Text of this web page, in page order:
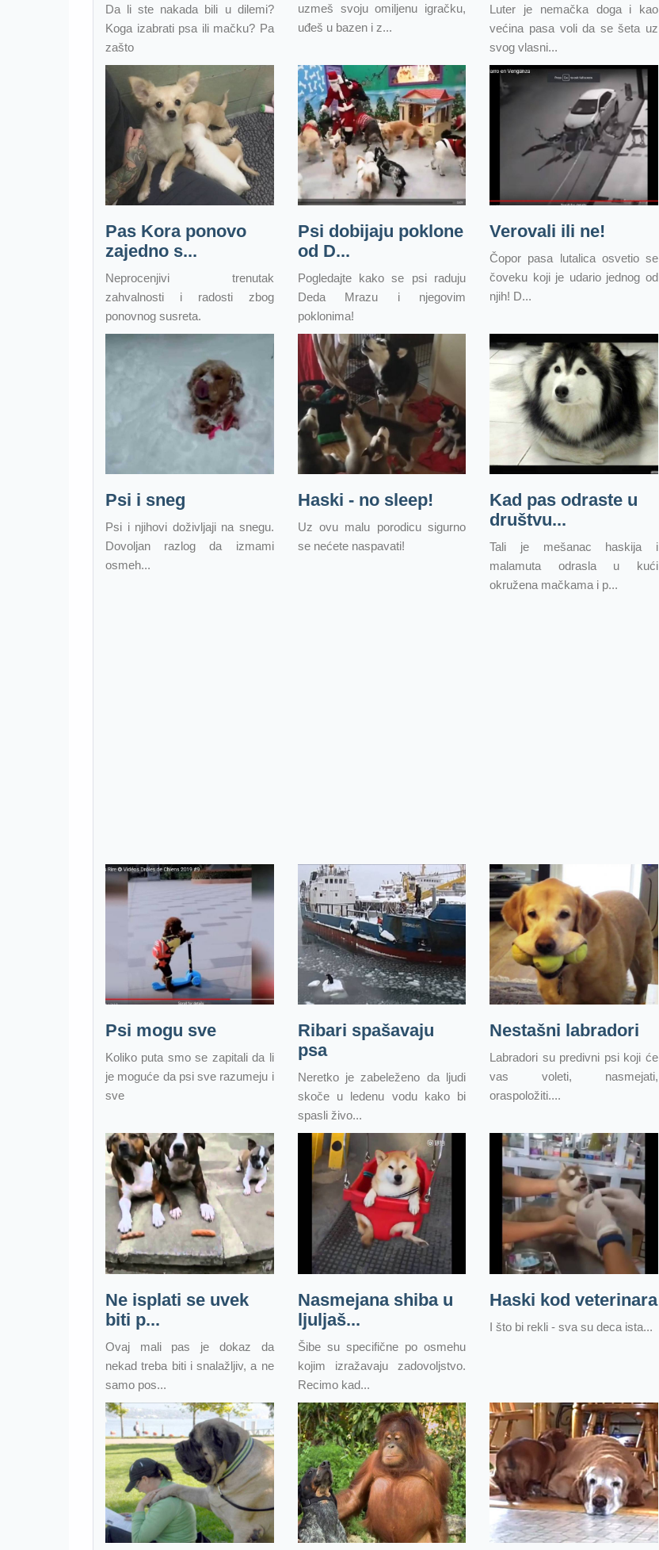
Da li ste nakada bili u dilemi?
Koga izabrati psa ili mačku? Pa
zašto
uzmeš svoju omiljenu igračku,
uđeš u bazen i z...
Luter je nemačka doga i kao
većina pasa voli da se šeta uz
svog vlasni...
Pas Kora ponovo
zajedno s...
Neprocenjivi trenutak
zahvalnosti i radosti zbog
ponovnog susreta.
Psi dobijaju poklone
od D...
Pogledajte kako se psi raduju
Deda Mrazu i njegovim
poklonima!
Verovali ili ne!
Čopor pasa lutalica osvetio se
čoveku koji je udario jednog od
njih! D...
Psi i sneg
Psi i njihovi doživljaji na snegu.
Dovoljan razlog da izmami
osmeh...
Haski - no sleep!
Uz ovu malu porodicu sigurno
se nećete naspavati!
Kad pas odraste u
društvu...
Tali je mešanac haskija i
malamuta odrasla u kući
okružena mačkama i p...
Psi mogu sve
Koliko puta smo se zapitali da li
je moguće da psi sve razumeju i
sve
Ribari spašavaju
psa
Neretko je zabeleženo da ljudi
skoče u ledenu vodu kako bi
spasli živo...
Nestašni labradori
Labradori su predivni psi koji će
vas voleti, nasmejati,
oraspoložiti....
Ne isplati se uvek
biti p...
Ovaj mali pas je dokaz da
nekad treba biti i snalažljiv, a ne
samo pos...
Nasmejana shiba u
ljuljaš...
Šibe su specifične po osmehu
kojim izražavaju zadovoljstvo.
Recimo kad...
Haski kod veterinara
I što bi rekli - sva su deca ista...